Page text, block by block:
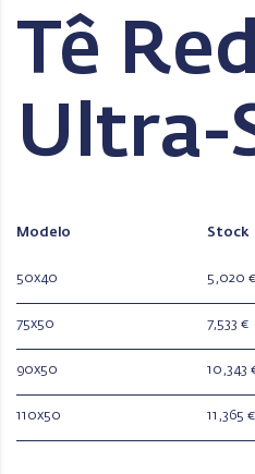
Tê
Ultra-
Modelo Stock
50x40 5,020 €
75x50 7,533 €
90x50 10,343
110x50 11,365 €